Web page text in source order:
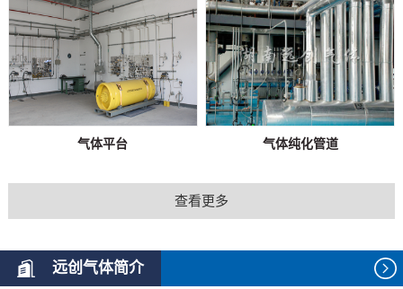
气体平台 气体纯化管道
查看更多
远创气体简介